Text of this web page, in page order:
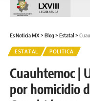
Es Noticia MX> Blog > Estatal >
ESTATAL POLITICA
Cuauhtemoc |
por homicidio